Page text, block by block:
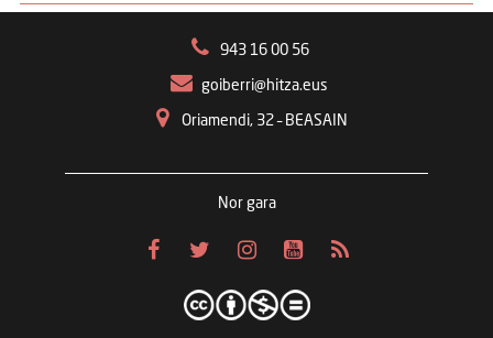
943 16 00 56
goiberri@hitza.eus
Oriamendi, 32 – BEASAIN
Nor gara